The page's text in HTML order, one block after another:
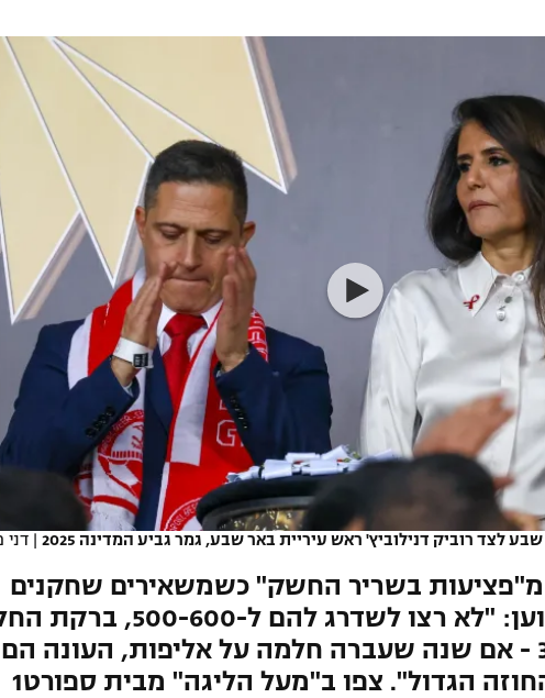
הפועל תל אביב
הפועל באר שבע
מכבי נתניה
בני יהודה
ליגה סינית
ליגה ברזילאית
ליגות נוספות
לצד רוביק דנילוביץ' ראש עיריית באר שבע, גמר גביע המדינה 2025 | דני
מ"פציעות בשריר החשק" כשמשאירים שחקנים
בכוח, ואופיר סער טוען: "לא רצו לשדרג להם ל-
לא לעבור את ה-320 - אם שנה שעברה חלמה על אליפות, העונה
הגדול". צפו ב"מעל הליגה" מבית ספורט1